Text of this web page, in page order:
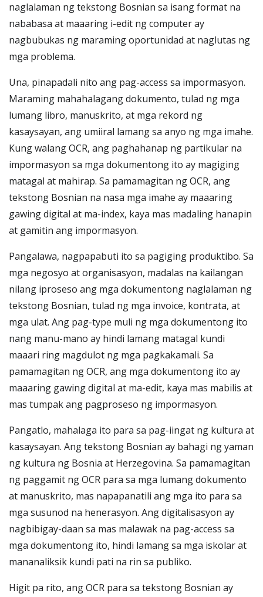
naglalaman ng tekstong Bosnian sa isang format na
nababasa at maaaring i-edit ng computer ay
nagbubukas ng maraming oportunidad at naglutas ng
mga problema.
Una, pinapadali nito ang pag-access sa impormasyon.
Maraming mahahalagang dokumento, tulad ng mga
lumang libro, manuskrito, at mga rekord ng
kasaysayan, ang umiiral lamang sa anyo ng mga imahe.
Kung walang OCR, ang paghahanap ng partikular na
impormasyon sa mga dokumentong ito ay magiging
matagal at mahirap. Sa pamamagitan ng OCR, ang
tekstong Bosnian na nasa mga imahe ay maaaring
gawing digital at ma-index, kaya mas madaling hanapin
at gamitin ang impormasyon.
Pangalawa, nagpapabuti ito sa pagiging produktibo. Sa
mga negosyo at organisasyon, madalas na kailangan
nilang iproseso ang mga dokumentong naglalaman ng
tekstong Bosnian, tulad ng mga invoice, kontrata, at
mga ulat. Ang pag-type muli ng mga dokumentong ito
nang manu-mano ay hindi lamang matagal kundi
maaari ring magdulot ng mga pagkakamali. Sa
pamamagitan ng OCR, ang mga dokumentong ito ay
maaaring gawing digital at ma-edit, kaya mas mabilis at
mas tumpak ang pagproseso ng impormasyon.
Pangatlo, mahalaga ito para sa pag-iingat ng kultura at
kasaysayan. Ang tekstong Bosnian ay bahagi ng yaman
ng kultura ng Bosnia at Herzegovina. Sa pamamagitan
ng paggamit ng OCR para sa mga lumang dokumento
at manuskrito, mas napapanatili ang mga ito para sa
mga susunod na henerasyon. Ang digitalisasyon ay
nagbibigay-daan sa mas malawak na pag-access sa
mga dokumentong ito, hindi lamang sa mga iskolar at
mananaliksik kundi pati na rin sa publiko.
Higit pa rito, ang OCR para sa tekstong Bosnian ay